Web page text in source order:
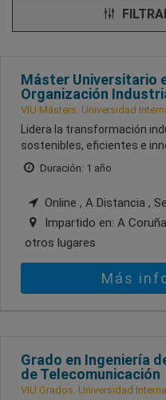
Máster Universitario
Organización
VIU Másters. Universidad
Lidera la transformación
sostenibles, eficientes e
Duración: 1 año
Online , A Distancia ,
Impartido en: A
otros lugares
Más
Grado en Ingeniería
de Telecomunicación
VIU Grados. Universidad